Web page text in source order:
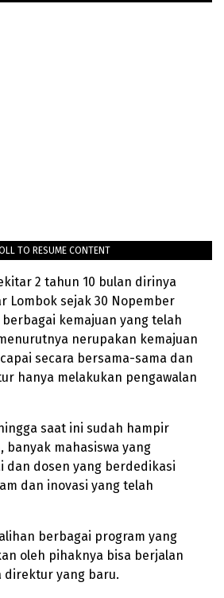
TO RESUME CONTENT
2 tahun 10 bulan dirinya
Lombok sejak 30 Nopember
kemajuan yang telah
nerupakan kemajuan
secara bersama-sama dan
hanya melakukan pengawalan
saat ini sudah hampir
banyak mahasiswa yang
dan dosen yang berdedikasi
dan inovasi yang telah
berbagai program yang
oleh pihaknya bisa berjalan
direktur yang baru.